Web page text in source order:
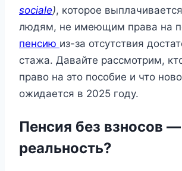
sociale), которое
людям, не имеющим права на
пенсию из-за отсутствия
стажа. Давайте рассмотрим,
право на это пособие и что
ожидается в 2025 году.
Пенсия без взносов
реальность?